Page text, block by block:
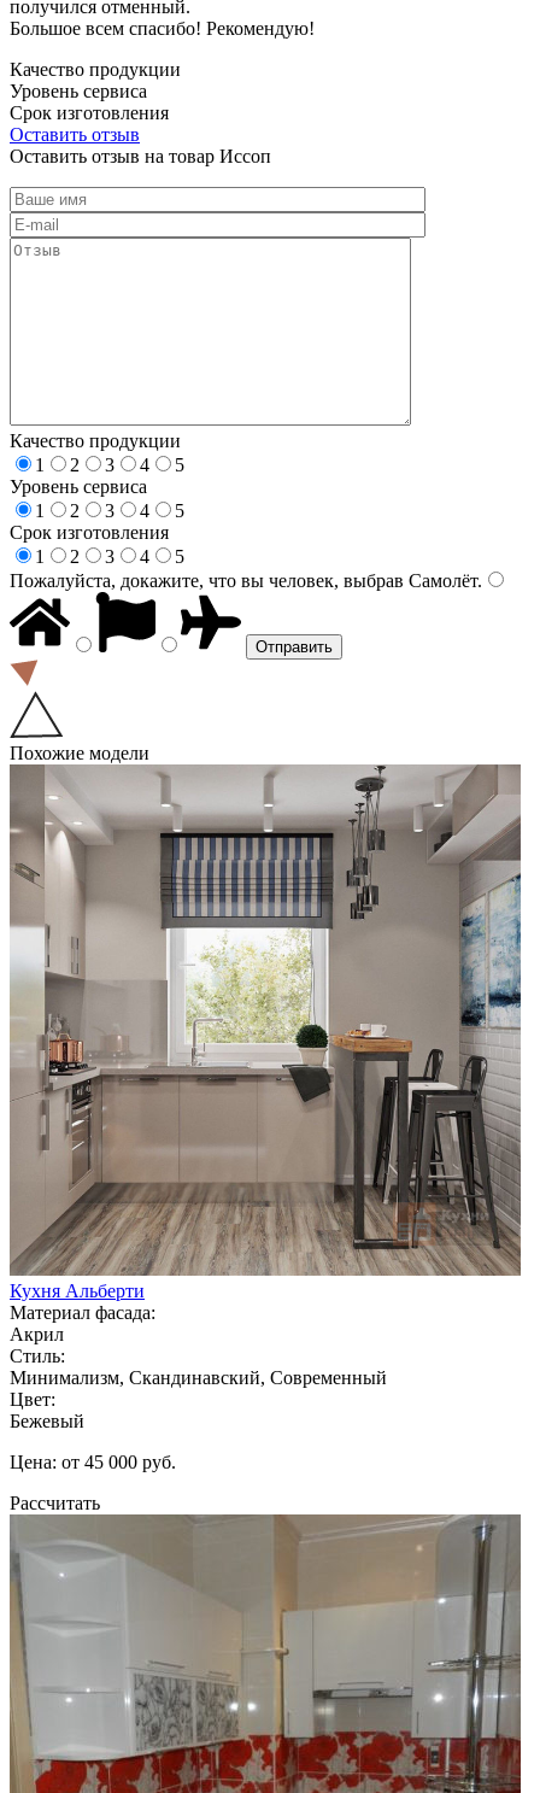
получился отменный.
Большое всем спасибо! Рекомендую!
Качество продукции
Уровень сервиса
Срок изготовления
Оставить отзыв
Оставить отзыв на товар Иссоп
Качество продукции
1
2 3 4
5
Уровень сервиса
1
2 3 4
5
Срок изготовления
1
2 3 4
5
Пожалуйста, докажите, что вы человек, выбрав Самолёт.
Похожие модели
Кухня Альберти
Материал фасада:
Акрил
Стиль:
Минимализм, Скандинавский, Современный
Цвет:
Бежевый
Цена: от 45 000 руб.
Рассчитать